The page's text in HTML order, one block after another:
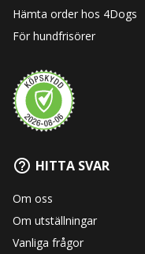
Hämta order hos 4Dogs
För hundfrisörer
HITTA SVAR
Om oss
Om utställningar
Vanliga frågor